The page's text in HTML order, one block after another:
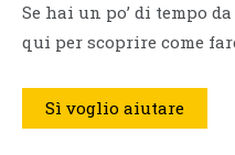
Se hai un po’ di tempo
qui per scoprire come
Sì voglio aiutare